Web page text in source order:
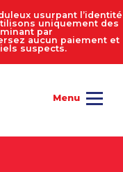
usurpant l’identité
uniquement des
par
aucun paiement et
suspects.